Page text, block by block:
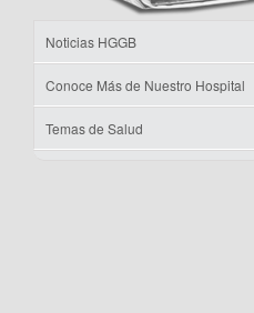
Noticias HGGB
Conoce Más de Nuestro Hospital
Temas de Salud